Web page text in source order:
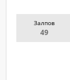
Залпов
49